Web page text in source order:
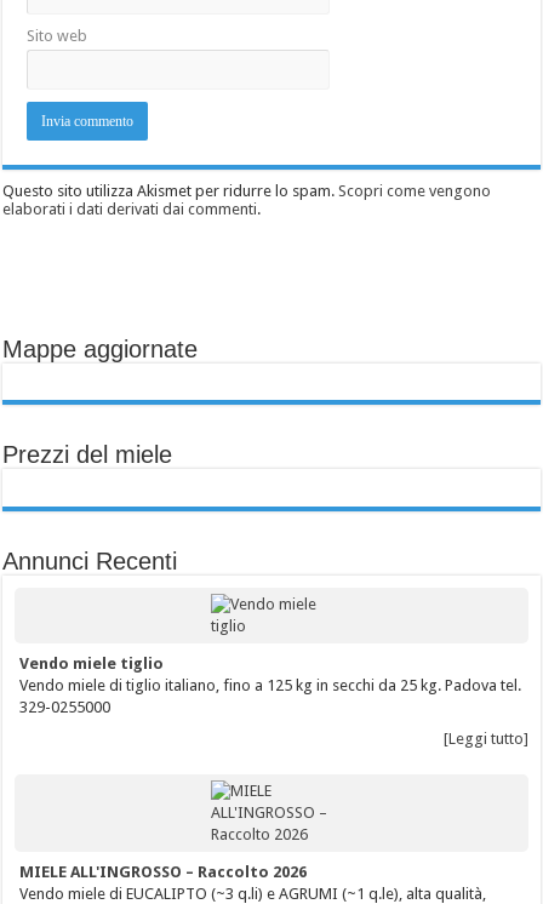
Sito web
Questo sito utilizza Akismet per ridurre lo spam.Scopri come vengono
elaborati i dati derivati dai commenti.
Mappe aggiornate
Prezzi del miele
Annunci Recenti
Vendo miele tiglio
Vendo miele di tiglio italiano, fino a 125 kg in secchi da 25 kg. Padova tel.
329-0255000
[Leggi tutto]
MIELE ALL'INGROSSO – Raccolto 2026
Vendo miele di EUCALIPTO (~3 q.li) e AGRUMI (~1 q.le), alta qualità,